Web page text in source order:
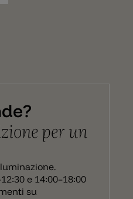
per un
e 14:00–18:00
su